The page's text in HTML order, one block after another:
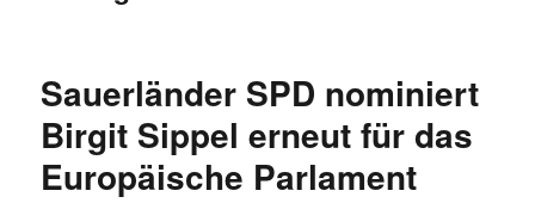
Sauerländer SPD nominiert
Birgit Sippel erneut für das
Europäische Parlament